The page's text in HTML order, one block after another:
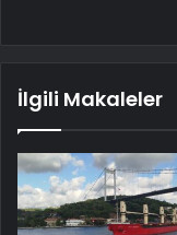
İlgili Makaleler